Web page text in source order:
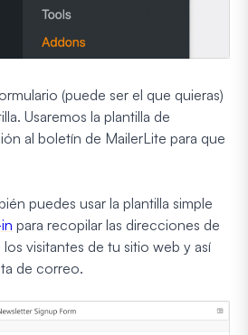
(puede ser el que quieras)
Usaremos la plantilla de
al boletín de MailerLite para que
puedes usar la plantilla simple
para recopilar las direcciones de
visitantes de tu sitio web y así
de correo.